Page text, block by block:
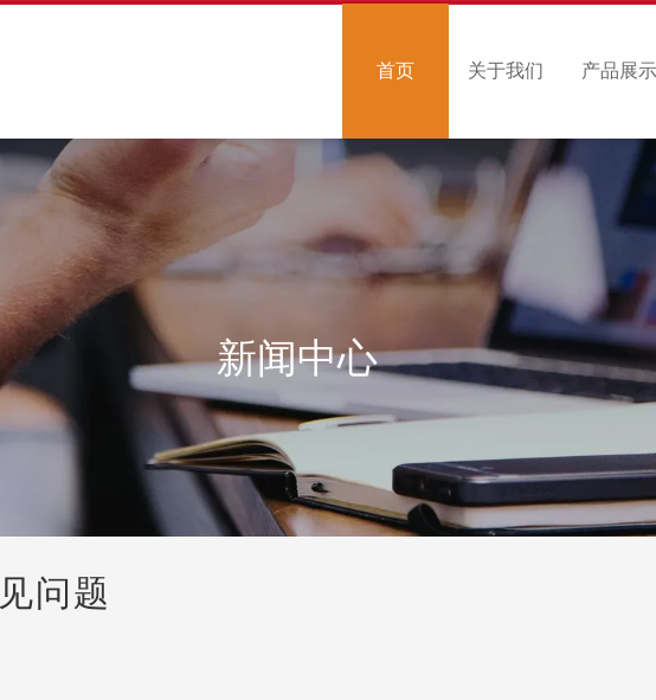
首页 关于我们 产品展示
新闻中心
问题